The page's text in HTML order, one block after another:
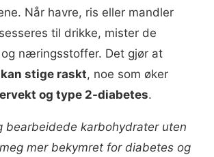
Når havre, ris eller mandler
til drikke, mister de
næringsstoffer. Det gjør at
stige raskt, noe som øker
og type 2-diabetes.
bearbeidede karbohydrater uten
mer bekymret for diabetes og